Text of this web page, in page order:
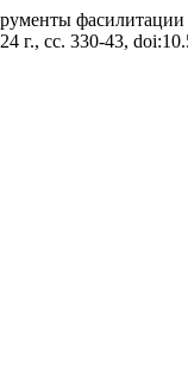
фасилитации
г., сс. 330-43,